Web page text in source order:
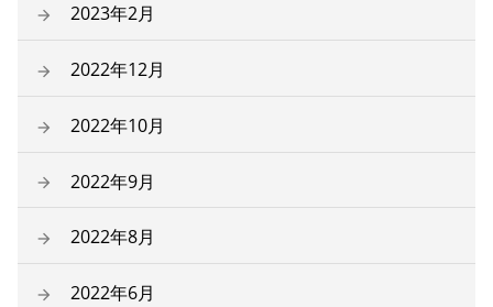
2023年2月
2022年12月
2022年10月
2022年9月
2022年8月
2022年6月